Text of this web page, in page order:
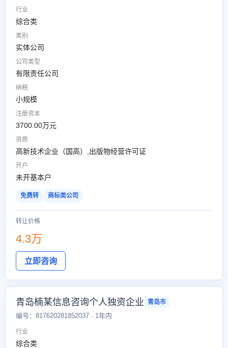
行业
综合类
类别
实体公司
公司类型
有限责任公司
纳税
小规模
注册资本
3700.00万元
资质
高新技术企业（国高）,出版物经营许可证
开户
未开基本户
免费转 商标类公司
转让价格
4.3万
立即咨询
青岛楠某信息咨询个人独资企业 青岛市
编号：817620281852037 · 1年内
行业
综合类